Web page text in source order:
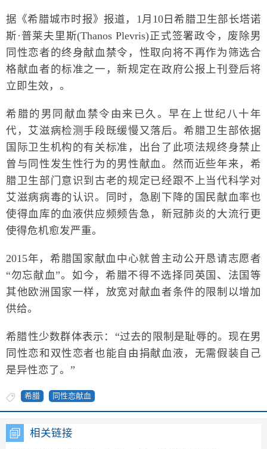
据《希腊城市时报》报道，1月10日希腊卫生部长塔诺
斯·普莱夫里斯(Thanos Plevris)正式签署政令，废除男
同性恋者的终身献血禁令，性取向将不再作为筛选合
格献血者的标准之一，新规定在政府公报上刊登后将
立即生效，。
希腊的男同献血禁令由来已久。早在上世纪八十年
代，艾滋病检测手段既缓慢又落后。希腊卫生部依据
国际卫生机构的有关标准，出台了此项法规终身禁止
曾与同性发生性行为的男性献血。然而近些年来，希
腊卫生部门意识到古老的规定已经跟不上当代科学对
艾滋病病毒的认识。同时，急剧下降的国民献血率也
使得血库的血液供应频频告急，新冠肺炎的大流行更
使得危机愈发严重。
2015年，希腊国家献血中心就曾主动公开恳请志愿者
“勿忘献血”。如今，希腊不得不选择同英国、法国等
其他欧洲国家一样，放宽对献血者条件的限制以增加
供给。
希腊性少数群体表示：“过去的限制是耻辱的。现在男
同性恋和双性恋者也能自由捐献血液，无需假装自己
是异性恋了。”
希腊 同性恋献血
相关链接